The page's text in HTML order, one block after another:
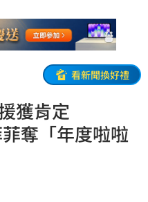
看新聞換好禮
獲肯定
奪「年度啦啦